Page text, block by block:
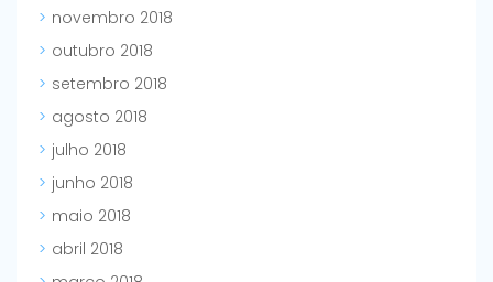
novembro 2018
outubro 2018
setembro 2018
agosto 2018
julho 2018
junho 2018
maio 2018
abril 2018